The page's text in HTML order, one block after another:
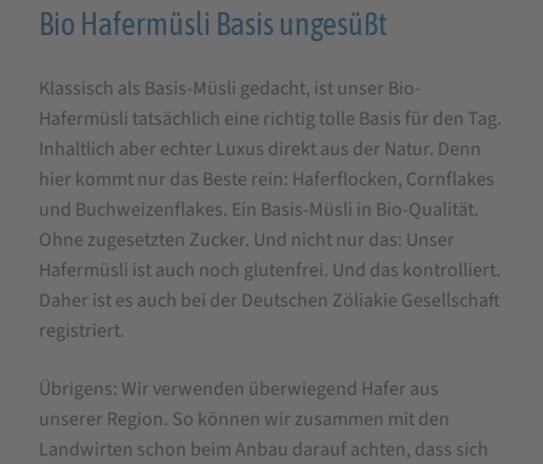
Produktbeschreibung
Bauckhof
Bio
Hafermüsli
Basis
ungesüßt
425g
Bio Hafermüsli Basis ungesüßt
Klassisch als Basis-Müsli gedacht, ist unser Bio-
Hafermüsli tatsächlich eine richtig tolle Basis für den Tag.
Inhaltlich aber echter Luxus direkt aus der Natur. Denn
hier kommt nur das Beste rein: Haferflocken, Cornflakes
und Buchweizenflakes. Ein Basis-Müsli in Bio-Qualität.
Ohne zugesetzten Zucker. Und nicht nur das: Unser
Hafermüsli ist auch noch glutenfrei. Und das kontrolliert.
Daher ist es auch bei der Deutschen Zöliakie Gesellschaft
registriert.
Übrigens: Wir verwenden überwiegend Hafer aus
unserer Region. So können wir zusammen mit den
Landwirten schon beim Anbau darauf achten, dass sich